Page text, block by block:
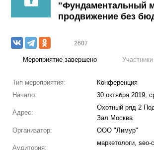
"Фундаментальный
продвижение без
2607
Мероприятие завершено Участники
Тип мероприятия:
Конференция
Начало:
30 октября 2019,
Адрес:
Охотный ряд 2
Зал Москва
Организатор:
ООО "Лимур"
Аудитория:
маркетологи, seo-